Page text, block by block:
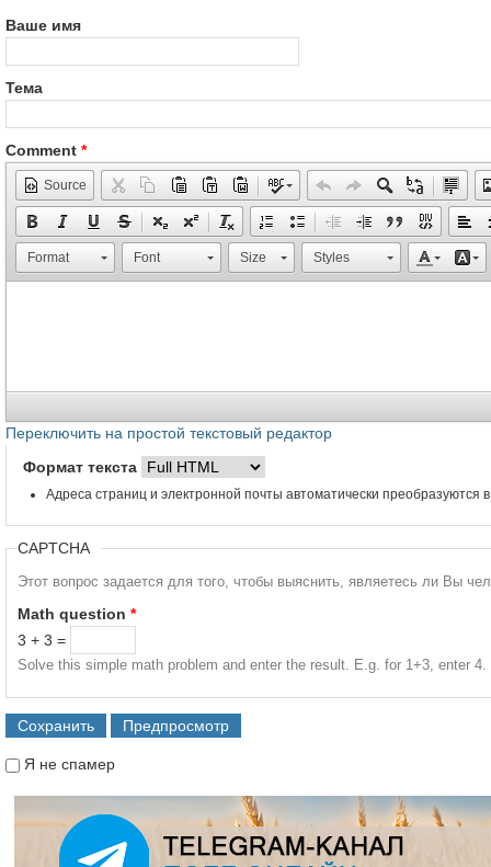
Ваше имя
Тема
Comment *
Source
Format Font Size Styles
Переключить на простой текстовый редактор
Формат текста
Адреса страниц и электронной почты автоматически преобразуются
CAPTCHA
Этот вопрос задается для того, чтобы выяснить, являетесь ли Вы
Math question *
3 + 3 =
Solve this simple math problem and enter the result. E.g. for 1+3, enter 4.
Я не спамер